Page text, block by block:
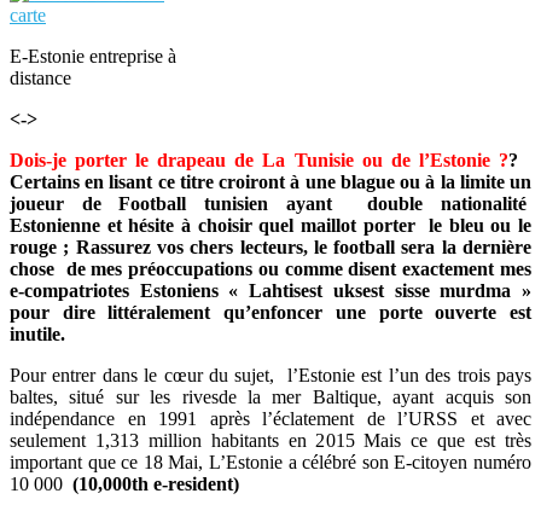
E-Estonie entreprise à
distance
<->
Dois-je porter le drapeau de La Tunisie ou de l’Estonie ??
Certains en lisant ce titre croiront à une blague ou à la limite un
joueur de Football tunisien ayant double nationalité
Estonienne et hésite à choisir quel maillot porter le bleu ou le
rouge ; Rassurez vos chers lecteurs, le football sera la dernière
chose de mes préoccupations ou comme disent exactement mes
e-compatriotes Estoniens « Lahtisest uksest sisse murdma »
pour dire littéralement qu’enfoncer une porte ouverte est
inutile.
Pour entrer dans le cœur du sujet, l’Estonie est l’un des trois pays
baltes, situé sur les rivesde la mer Baltique, ayant acquis son
indépendance en 1991 après l’éclatement de l’URSS et avec
seulement 1,313 million habitants en 2015 Mais ce que est très
important que ce 18 Mai, L’Estonie a célébré son E-citoyen numéro
10 000 (10,000th e-resident)